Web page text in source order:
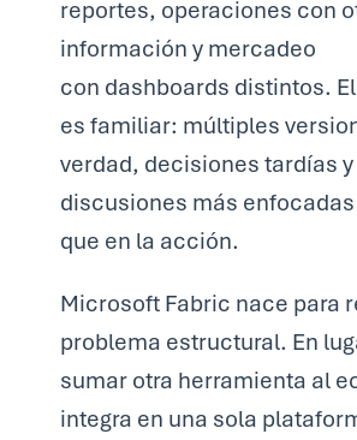
reportes, operaciones con
información y mercadeo
con dashboards distintos.
es familiar: múltiples
verdad, decisiones tardías y
discusiones más
que en la acción.
Microsoft Fabric nace para
problema estructural. En
sumar otra herramienta al
integra en una sola